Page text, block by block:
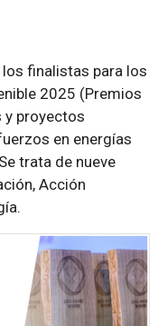
finalistas para los
2025 (Premios
y proyectos
en energías
trata de nueve
Acción